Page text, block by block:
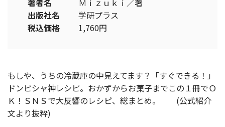
著者名
Ｍｉｚｕｋｉ／著
出版社名
学研プラス
税込価格
1,760円
もしや、うちの冷蔵庫の中見えてます？「すぐできる！」
ドンピシャ神レシピ。おかずからお菓子までこの１冊でＯ
Ｋ！ＳＮＳで大反響のレシピ、総まとめ。 (公式紹介
文より抜粋)